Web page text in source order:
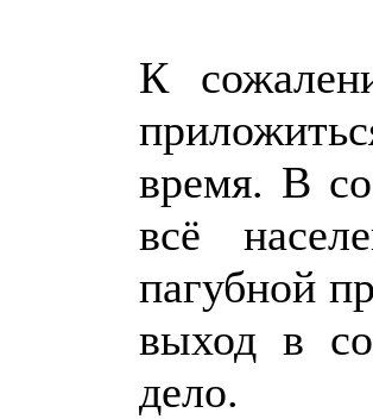
К
время. В
всё
пагубной
выход в
дело.